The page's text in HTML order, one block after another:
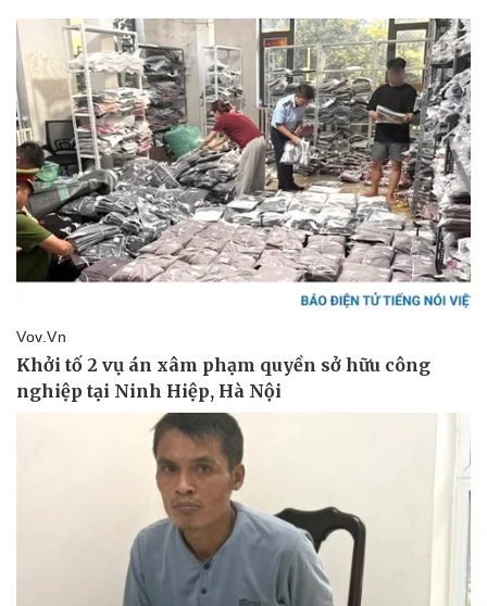
Bất động sản
Khởi nghiệp
Giá vàng
Tiêu dùng
Tỷ giá
Chứng khoán
Giá cà phê